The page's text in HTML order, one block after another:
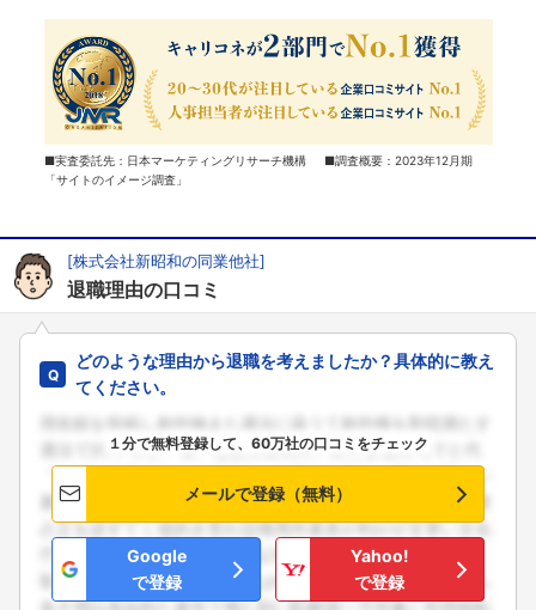
■実査委託先：日本マーケティングリサーチ機構 ■調査概要：2023年12月期
「サイトのイメージ調査」
[株式会社新昭和の同業他社]
退職理由の口コミ
どのような理由から退職を考えましたか？具体的に教え
てください。
１分で無料登録して、60万社の口コミをチェック
メールで登録（無料）
Google
で登録
Yahoo!
で登録